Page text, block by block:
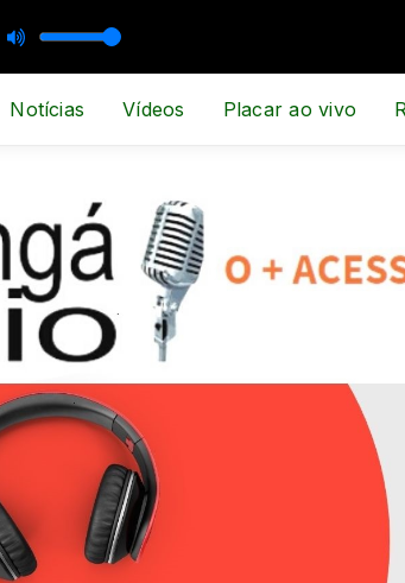
ESPORTE E NOTÍCIA
Notícias Vídeos Placar ao vivo